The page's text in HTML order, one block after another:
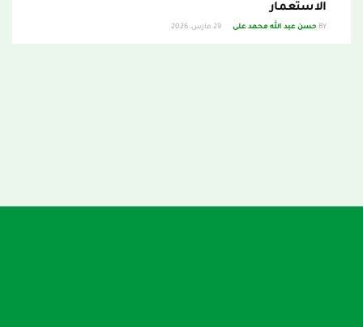
الاستعمار
BY حسن عبد الله محمد على